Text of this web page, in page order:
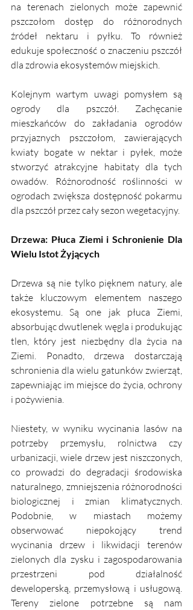
na terenach zielonych może zapewnić
pszczołom dostęp do różnorodnych
źródeł nektaru i pyłku. To również
edukuje społeczność o znaczeniu pszczół
dla zdrowia ekosystemów miejskich.
Kolejnym wartym uwagi pomysłem są
ogrody dla pszczół. Zachęcanie
mieszkańców do zakładania ogrodów
przyjaznych pszczołom, zawierających
kwiaty bogate w nektar i pyłek, może
stworzyć atrakcyjne habitaty dla tych
owadów. Różnorodność roślinności w
ogrodach zwiększa dostępność pokarmu
dla pszczół przez cały sezon wegetacyjny.
Drzewa: Płuca Ziemi i Schronienie Dla
Wielu Istot Żyjących
Drzewa są nie tylko pięknem natury, ale
także kluczowym elementem naszego
ekosystemu. Są one jak płuca Ziemi,
absorbując dwutlenek węgla i produkując
tlen, który jest niezbędny dla życia na
Ziemi. Ponadto, drzewa dostarczają
schronienia dla wielu gatunków zwierząt,
zapewniając im miejsce do życia, ochrony
i pożywienia.
Niestety, w wyniku wycinania lasów na
potrzeby przemysłu, rolnictwa czy
urbanizacji, wiele drzew jest niszczonych,
co prowadzi do degradacji środowiska
naturalnego, zmniejszenia różnorodności
biologicznej i zmian klimatycznych.
Podobnie, w miastach możemy
obserwować niepokojący trend
wycinania drzew i likwidacji terenów
zielonych dla zysku i zagospodarowania
przestrzeni pod działalność
deweloperską, przemysłową i usługową.
Tereny zielone potrzebne są nam